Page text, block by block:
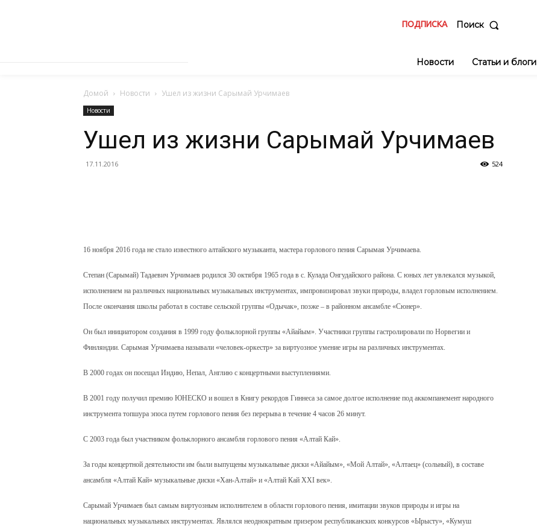
ПОДПИСКА Поиск
Новости Статьи и блоги
Домой Новости Ушел из жизни Сарымай Урчимаев
Новости
Ушел из жизни Сарымай Урчимаев
17.11.2016 524
16 ноября 2016 года не стало известного алтайского музыканта, мастера горлового пения Сарымая Урчимаева.
Степан (Сарымай) Тадаевич Урчимаев родился 30 октября 1965 года в с. Кулада Онгудайского района. С юных лет увлекался музыкой,
исполнением на различных национальных музыкальных инструментах, импровизировал звуки природы, владел горловым исполнением.
После окончания школы работал в составе сельской группы «Одычак», позже – в районном ансамбле «Сюнер».
Он был инициатором создания в 1999 году фольклорной группы «Айайым». Участники группы гастролировали по Норвегии и
Финляндии. Сарымая Урчимаева называли «человек-оркестр» за виртуозное умение игры на различных инструментах.
В 2000 годах он посещал Индию, Непал, Англию с концертными выступлениями.
В 2001 году получил премию ЮНЕСКО и вошел в Книгу рекордов Гиннеса за самое долгое исполнение под аккомпанемент народного
инструмента топшура эпоса путем горлового пения без перерыва в течение 4 часов 26 минут.
С 2003 года был участником фольклорного ансамбля горлового пения «Алтай Кай».
За годы концертной деятельности им были выпущены музыкальные диски «Айайым», «Мой Алтай», «Алтаец» (сольный), в составе
ансамбля «Алтай Кай» музыкальные диски «Хан-Алтай» и «Алтай Кай XXI век».
Сарымай Урчимаев был самым виртуозным исполнителем в области горлового пения, имитации звуков природы и игры на
национальных музыкальных инструментах. Являлся неоднократным призером республиканских конкурсов «Ырысту», «Кумуш